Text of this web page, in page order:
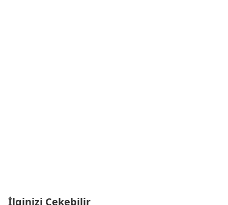
İlginizi Çekebilir